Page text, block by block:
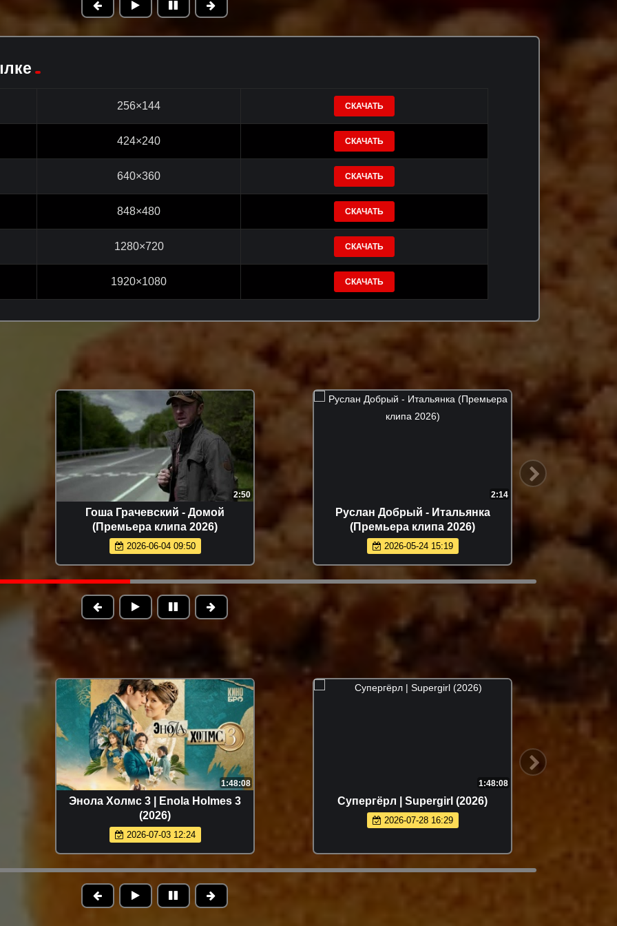
256×144 СКАЧАТЬ
424×240 СКАЧАТЬ
640×360 СКАЧАТЬ
848×480 СКАЧАТЬ
1280×720 СКАЧАТЬ
1920×1080 СКАЧАТЬ
3:24
Arujan - Koz tiydime (Премьера
клипа 2026)
2026-05-16 13:20
3:17
ХАННА - Танцуй (Премьера 2026)
2026-06-14 11:27
1:48:08
Энола Холмс 3 | Enola Holmes 3
(2026)
2026-07-03 12:24
1:48:08
Супергёрл | Supergirl (2026)
2026-07-28 16:29